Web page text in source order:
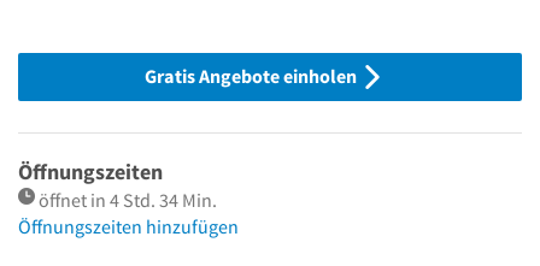
Gratis Angebote einholen
Öffnungszeiten
öffnet in 4 Std. 34 Min.
Öffnungszeiten hinzufügen